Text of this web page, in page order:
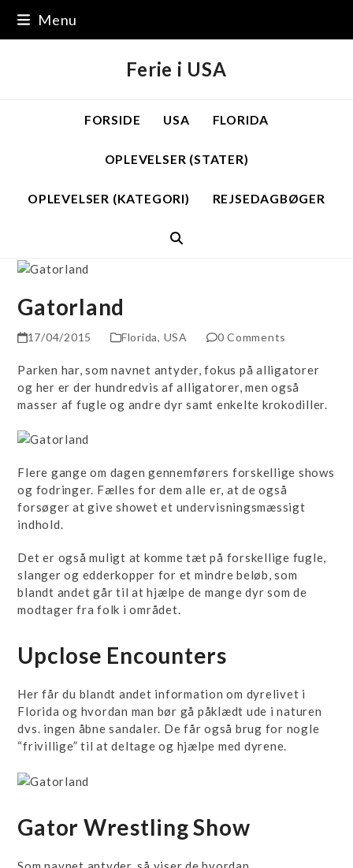
content
Menu
Ferie i USA
FORSIDE USA FLORIDA
OPLEVELSER (STATER)
OPLEVELSER (KATEGORI) REJSEDAGBØGER
Gatorland
17/04/2015 Florida, USA 0 Comments
Parken har, som navnet antyder, fokus på alligatorer
og her er der hundredvis af alligatorer, men også
masser af fugle og andre dyr samt enkelte krokodiller.
Flere gange om dagen gennemførers forskellige shows
og fodringer. Fælles for dem alle er, at de også
forsøger at give showet et undervisningsmæssigt
indhold.
Det er også muligt at komme tæt på forskellige fugle,
slanger og edderkopper for et mindre beløb, som
blandt andet går til at hjælpe de mange dyr som de
modtager fra folk i området.
Upclose Encounters
Her får du blandt andet information om dyrelivet i
Florida og hvordan man bør gå påklædt ude i naturen
dvs. ingen åbne sandaler. De får også brug for nogle
“frivillige” til at deltage og hjælpe med dyrene.
Gator Wrestling Show